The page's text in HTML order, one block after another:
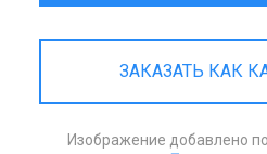
ЗАКАЗАТЬ КАК
Изображение добавлено